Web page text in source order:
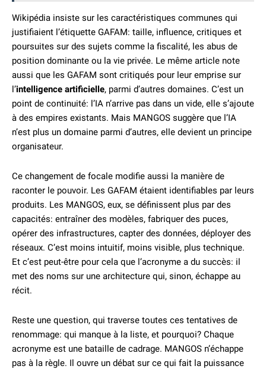
Wikipédia insiste sur les caractéristiques communes qui
justifiaient l’étiquette GAFAM: taille, influence, critiques et
poursuites sur des sujets comme la fiscalité, les abus de
position dominante ou la vie privée. Le même article note
aussi que les GAFAM sont critiqués pour leur emprise sur
l’intelligence artificielle, parmi d’autres domaines. C’est un
point de continuité: l’IA n’arrive pas dans un vide, elle s’ajoute
à des empires existants. Mais MANGOS suggère que l’IA
n’est plus un domaine parmi d’autres, elle devient un principe
organisateur.
Ce changement de focale modifie aussi la manière de
raconter le pouvoir. Les GAFAM étaient identifiables par leurs
produits. Les MANGOS, eux, se définissent plus par des
capacités: entraîner des modèles, fabriquer des puces,
opérer des infrastructures, capter des données, déployer des
réseaux. C’est moins intuitif, moins visible, plus technique.
Et c’est peut-être pour cela que l’acronyme a du succès: il
met des noms sur une architecture qui, sinon, échappe au
récit.
Reste une question, qui traverse toutes ces tentatives de
renommage: qui manque à la liste, et pourquoi? Chaque
acronyme est une bataille de cadrage. MANGOS n’échappe
pas à la règle. Il ouvre un débat sur ce qui fait la puissance